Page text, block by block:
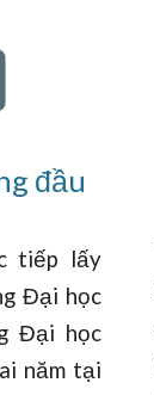
đầu
tiếp lấy
Đại học
Đại học
năm tại